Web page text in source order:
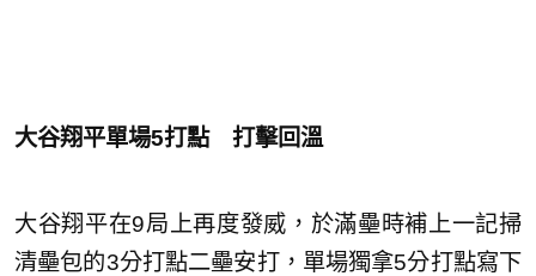
大谷翔平單場5打點 打擊回溫
大谷翔平在9局上再度發威，於滿壘時補上一記掃
清壘包的3分打點二壘安打，單場獨拿5分打點寫下